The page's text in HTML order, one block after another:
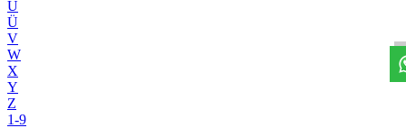
U
Ü
V
W
X
Y
Z
1-9